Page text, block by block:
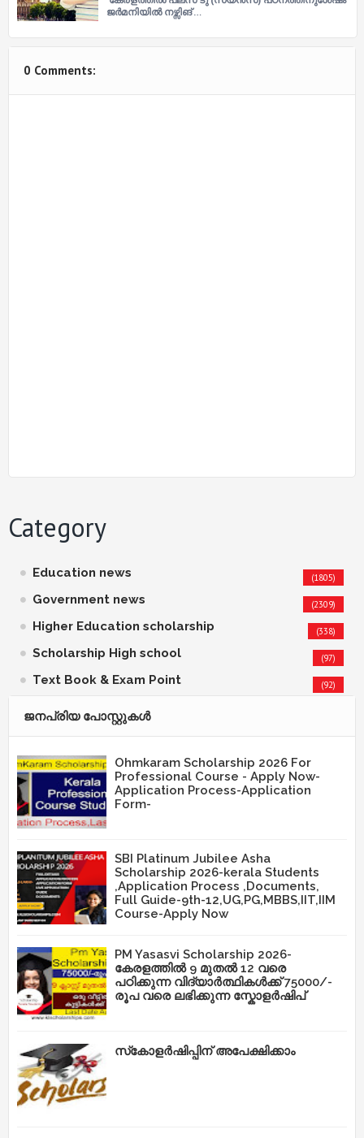
ജർമനിയില്‍ നഴ്സിങ് …
0 Comments:
Category
Education news (1805)
Government news (2309)
Higher Education scholarship (338)
Scholarship High school (97)
Text Book & Exam Point (92)
ജനപ്രിയ പോസ്റ്റുകള്‍‌
Ohmkaram Scholarship 2026 For
Professional Course - Apply Now-
Application Process-Application
Form-
SBI Platinum Jubilee Asha
Scholarship 2026-kerala Students
,Application Process ,Documents,
Full Guide-9th-12,UG,PG,MBBS,IIT,IIM
Course-Apply Now
PM Yasasvi Scholarship 2026-
കേരളത്തിൽ 9 മുതൽ 12 വരെ
പഠിക്കുന്ന വിദ്യാർത്ഥികൾക്ക് 75000/-
രൂപ വരെ ലഭിക്കുന്ന സ്കോളർഷിപ്
സ്‌കോളർഷിപ്പിന് അപേക്ഷിക്കാം